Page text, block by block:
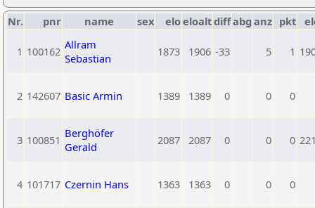
Nr. pnr name sex eloeloaltdiffabg anz pkt
1 100162 Allram
Sebastian
1873 1906 -33 5 1
2 142607 Basic Armin 1389 1389 0 0 0
3 100851 Berghöfer
Gerald
2087 2087 0 0 0
4 101717 Czernin Hans 1363 1363 0 0 0